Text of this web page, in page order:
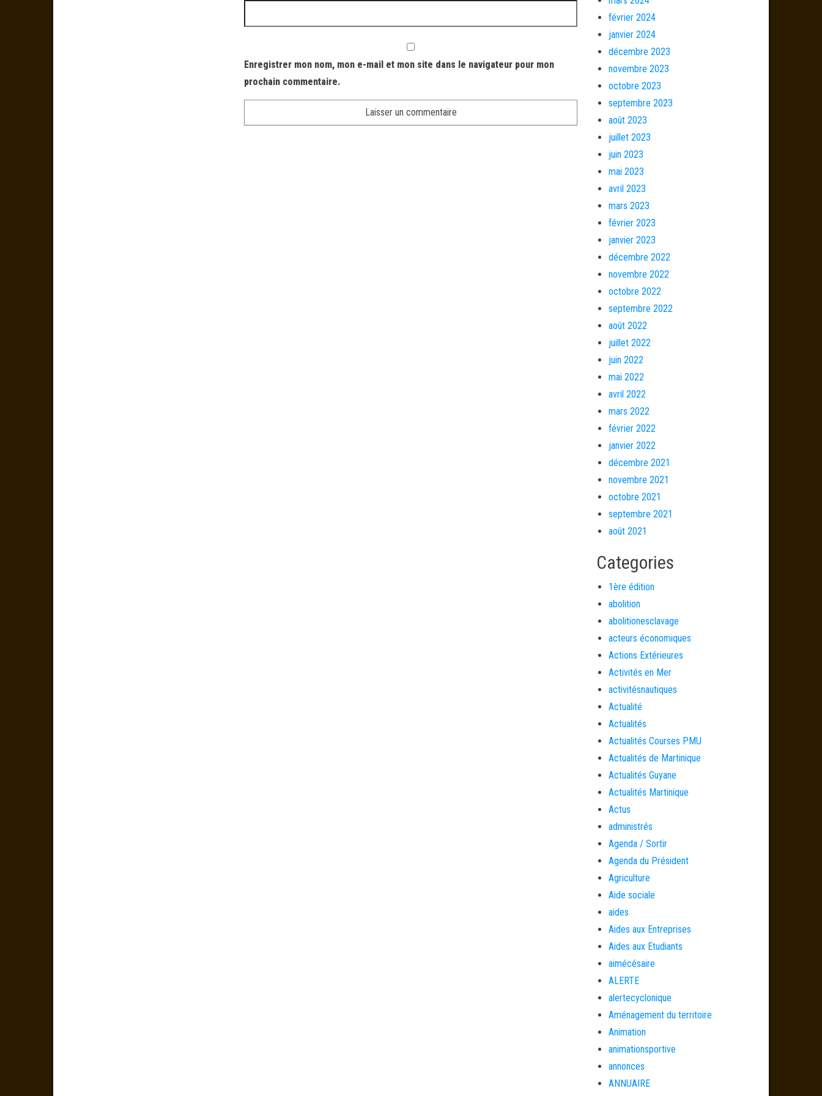
Enregistrer mon nom, mon e-mail et mon site dans le navigateur pour mon
prochain commentaire.
février 2024
janvier 2024
décembre 2023
novembre 2023
octobre 2023
septembre 2023
août 2023
juillet 2023
juin 2023
mai 2023
avril 2023
mars 2023
février 2023
janvier 2023
décembre 2022
novembre 2022
octobre 2022
septembre 2022
août 2022
juillet 2022
juin 2022
mai 2022
avril 2022
mars 2022
février 2022
janvier 2022
décembre 2021
novembre 2021
octobre 2021
septembre 2021
août 2021
Categories
1ère édition
abolition
abolitionesclavage
acteurs économiques
Actions Extérieures
Activités en Mer
activitésnautiques
Actualité
Actualités
Actualités Courses PMU
Actualités de Martinique
Actualités Guyane
Actualités Martinique
Actus
administrés
Agenda / Sortir
Agenda du Président
Agriculture
Aide sociale
aides
Aides aux Entreprises
Aides aux Etudiants
aimécésaire
ALERTE
alertecyclonique
Aménagement du territoire
Animation
animationsportive
annonces
ANNUAIRE